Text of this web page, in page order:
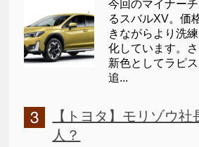
今回のマイナー
るスバルXV。価
きながらより洗
化しています。
新色としてラピ
追...
【トヨタ】モリゾウ
人？